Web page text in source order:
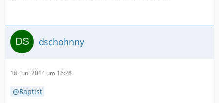
dschohnny
18. Juni 2014 um 16:28
Baptist